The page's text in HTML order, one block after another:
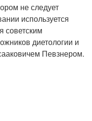
не следует
используется
советским
диетологии и
Певзнером.